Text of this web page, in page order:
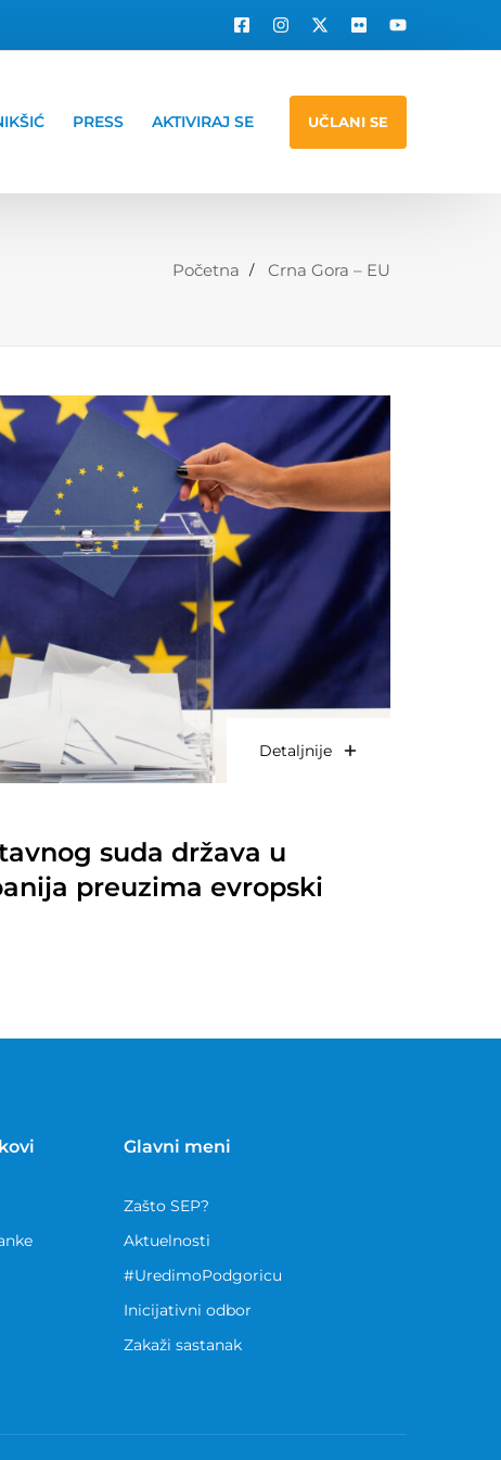
PRESS AKTIVIRAJ SE UČLANI SE
Početna Crna Gora – EU
Detaljnije
suda država u
preuzima evropski
Glavni meni
Zašto SEP?
Aktuelnosti
#UredimoPodgoricu
Inicijativni odbor
Zakaži sastanak